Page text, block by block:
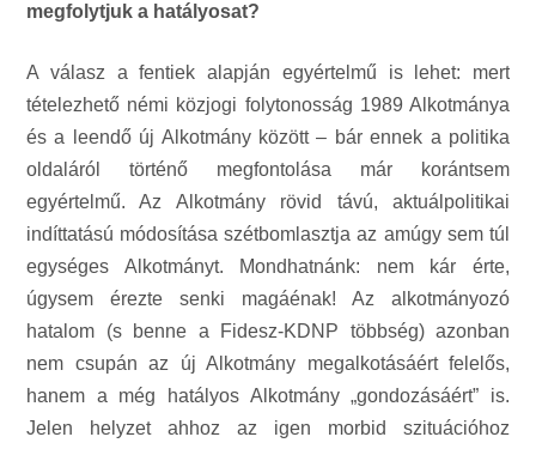
megfolytjuk a hatályosat?
A válasz a fentiek alapján egyértelmű is lehet: mert
tételezhető némi közjogi folytonosság 1989 Alkotmánya
és a leendő új Alkotmány között – bár ennek a politika
oldaláról történő megfontolása már korántsem
egyértelmű. Az Alkotmány rövid távú, aktuálpolitikai
indíttatású módosítása szétbomlasztja az amúgy sem túl
egységes Alkotmányt. Mondhatnánk: nem kár érte,
úgysem érezte senki magáénak! Az alkotmányozó
hatalom (s benne a Fidesz-KDNP többség) azonban
nem csupán az új Alkotmány megalkotásáért felelős,
hanem a még hatályos Alkotmány „gondozásáért” is.
Jelen helyzet ahhoz az igen morbid szituációhoz